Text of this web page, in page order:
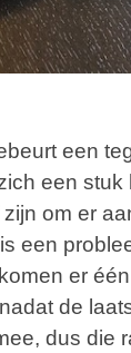
een
een
om er
een
er
de
dus die